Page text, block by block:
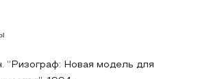
“Ризограф: Новая модель для